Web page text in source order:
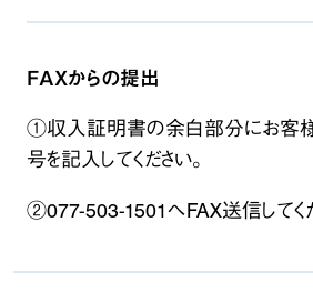
FAXからの提出
①収入証明書の余白部分にお客
号を記入してください。
②077-503-1501へFAX送信してくだ